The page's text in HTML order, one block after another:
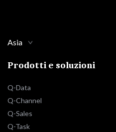
Asia
Prodotti e soluzioni
Q-Data
Q-Channel
Q-Sales
Q-Task